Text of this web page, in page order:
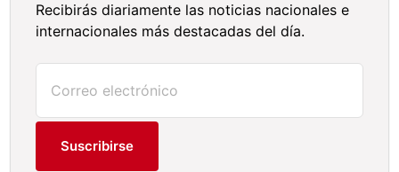
Recibirás diariamente las noticias nacionales e
internacionales más destacadas del día.
Suscribirse